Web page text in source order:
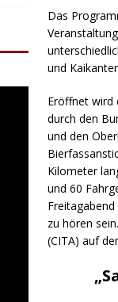
Das
und
Eröffnet wird
durch den
und den
Kilometer
und 60
zu hören
(CITA) auf